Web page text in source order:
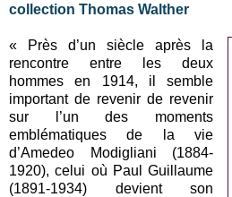
collection Thomas Walther
« Près d’un siècle après la
rencontre entre les deux
hommes en 1914, il semble
important de revenir de revenir
sur l’un des moments
emblématiques de la vie
d’Amedeo Modigliani (1884-
1920), celui où Paul Guillaume
(1891-1934) devient son